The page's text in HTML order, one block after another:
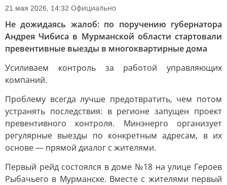
21 мая 2026, 14:32 Официально
Не дожидаясь жалоб: по поручению губернатора
Андрея Чибиса в Мурманской области стартовали
превентивные выезды в многоквартирные дома
Усиливаем контроль за работой управляющих
компаний.
Проблему всегда лучше предотвратить, чем потом
устранять последствия: в регионе запущен проект
превентивного контроля. Минэнерго организует
регулярные выезды по конкретным адресам, в их
основе — прямой диалог с жителями.
Первый рейд состоялся в доме №18 на улице Героев
Рыбачьего в Мурманске. Вместе с жителями первый